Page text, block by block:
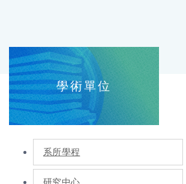
學術單位
系所學程